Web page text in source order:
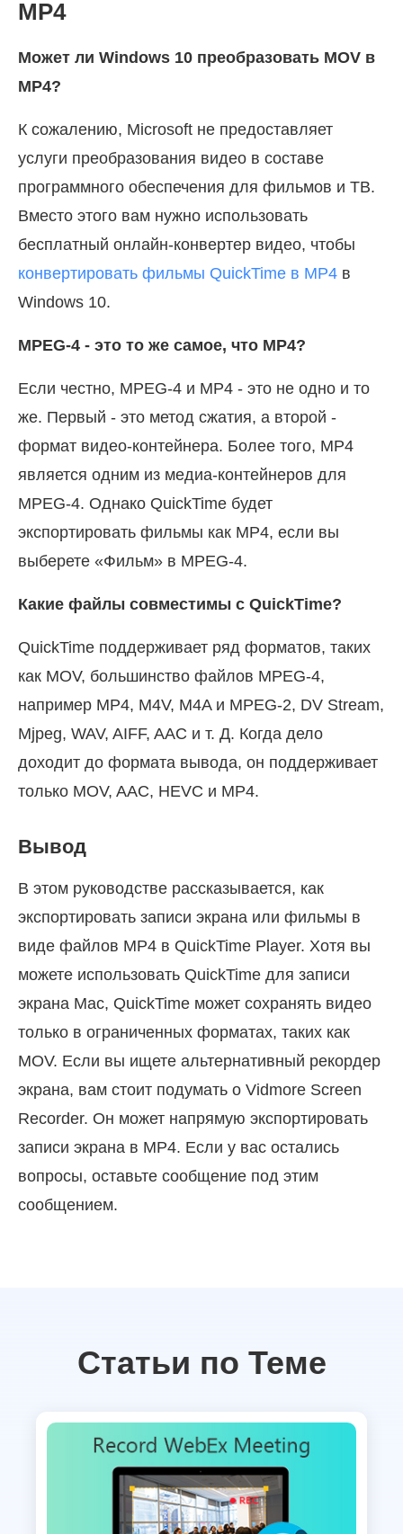
MP4
Может ли Windows 10 преобразовать MOV в
MP4?
К сожалению, Microsoft не предоставляет
услуги преобразования видео в составе
программного обеспечения для фильмов и ТВ.
Вместо этого вам нужно использовать
бесплатный онлайн-конвертер видео, чтобы
конвертировать фильмы QuickTime в MP4 в
Windows 10.
MPEG-4 - это то же самое, что MP4?
Если честно, MPEG-4 и MP4 - это не одно и то
же. Первый - это метод сжатия, а второй -
формат видео-контейнера. Более того, MP4
является одним из медиа-контейнеров для
MPEG-4. Однако QuickTime будет
экспортировать фильмы как MP4, если вы
выберете «Фильм» в MPEG-4.
Какие файлы совместимы с QuickTime?
QuickTime поддерживает ряд форматов, таких
как MOV, большинство файлов MPEG-4,
например MP4, M4V, M4A и MPEG-2, DV Stream,
Mjpeg, WAV, AIFF, AAC и т. Д. Когда дело
доходит до формата вывода, он поддерживает
только MOV, AAC, HEVC и MP4.
Вывод
В этом руководстве рассказывается, как
экспортировать записи экрана или фильмы в
виде файлов MP4 в QuickTime Player. Хотя вы
можете использовать QuickTime для записи
экрана Mac, QuickTime может сохранять видео
только в ограниченных форматах, таких как
MOV. Если вы ищете альтернативный рекордер
экрана, вам стоит подумать о Vidmore Screen
Recorder. Он может напрямую экспортировать
записи экрана в MP4. Если у вас остались
вопросы, оставьте сообщение под этим
сообщением.
Статьи по Теме